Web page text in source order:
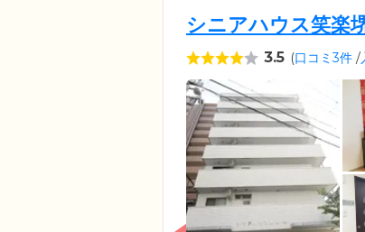
シニアハウス笑楽
3.5 (口コミ3件 /